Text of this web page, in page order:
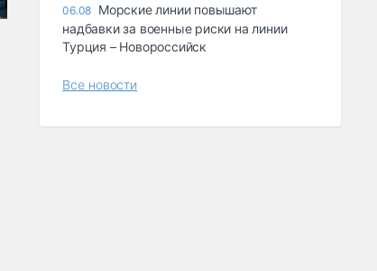
06.08 Морские линии повышают
надбавки за военные риски на линии
Турция – Новороссийск
Все новости